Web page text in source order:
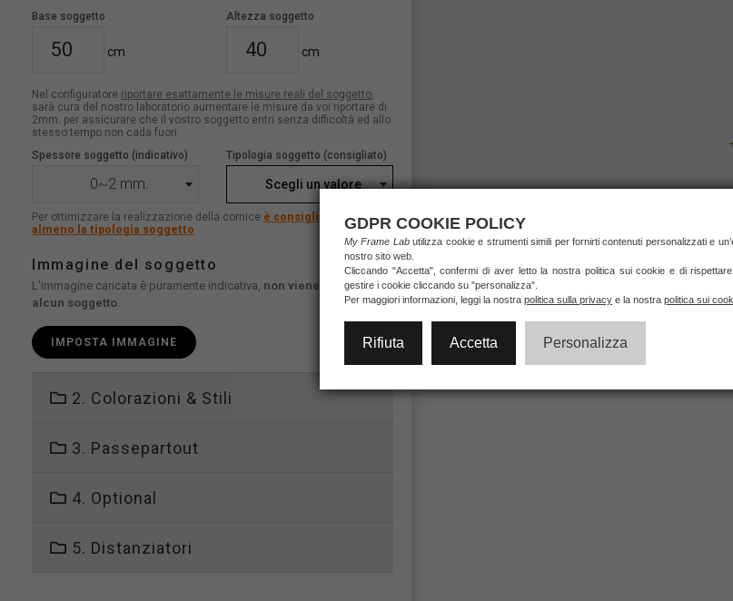
Base soggetto
cm
Altezza soggetto
cm
Nel configuratore riportare esattamente le misure reali del soggetto,
sarà cura del nostro laboratorio aumentare le misure da voi riportare di
2mm. per assicurare che il vostro soggetto entri senza difficoltà ed allo
stesso tempo non cada fuori.
Spessore soggetto (indicativo)
0~2 mm.
Tipologia soggetto (consigliato)
Scegli un valore
Per ottimizzare la realizzazione della cornice è consigliato indicare
almeno la tipologia soggetto
Immagine del soggetto
L'immagine caricata è puramente indicativa, non viene stampato
alcun soggetto.
IMPOSTA IMMAGINE
2. Colorazioni & Stili
3. Passepartout
4. Optional
5. Distanziatori
GDPR COOKIE POLICY
My Frame Labutilizza cookie e strumenti simili per fornirti contenuti personalizzati e
nostro sito web.
Cliccando "Accetta", confermi di aver letto la nostra politica sui cookie e di
gestire i cookie cliccando su "personalizza".
Per maggiori informazioni, leggi la nostra politica sulla privacy e la nostra politica sui
Rifiuta Accetta Personalizza